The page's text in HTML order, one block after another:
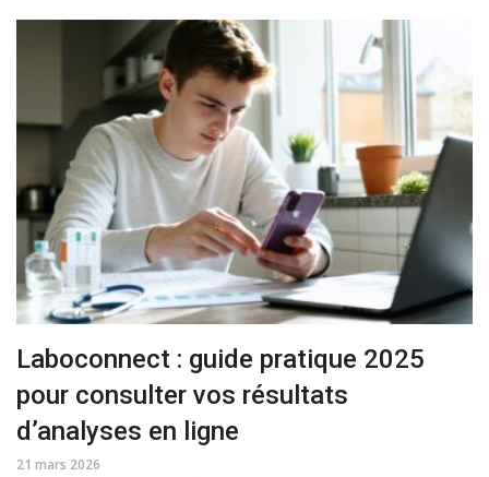
Laboconnect : guide pratique 2025
pour consulter vos résultats
d’analyses en ligne
21 mars 2026